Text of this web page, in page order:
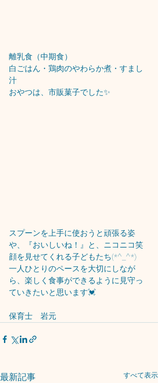
離乳食（中期食）
白ごはん・鶏肉のやわらか煮・すまし
汁
おやつは、市販菓子でした✨
スプーンを上手に使おうと頑張る姿
や、『おいしいね！』と、ニコニコ笑
顔を見せてくれる子どもたち(*^_^*)
一人ひとりのペースを大切にしなが
ら、楽しく食事ができるように見守っ
ていきたいと思います💓
保育士　岩元
最新記事 すべて表示